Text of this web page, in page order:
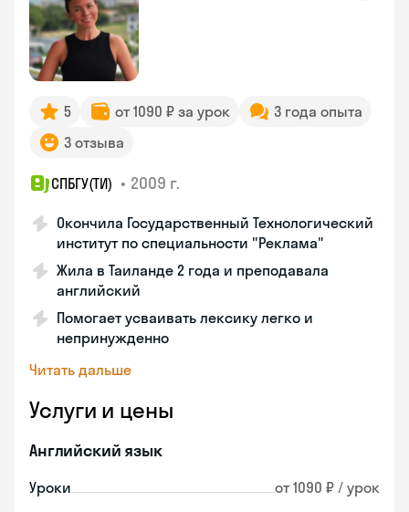
5 от 1090 ₽ за урок
3 года опыта
3 отзыва
СПБГУ(ТИ) • 2009 г.
Окончила Государственный Технологический
институт по специальности "Реклама"
Жила в Таиланде 2 года и преподавала
английский
Помогает усваивать лексику легко и
непринужденно
Читать дальше
Услуги и цены
Английский язык
Уроки от 1090 ₽ / урок